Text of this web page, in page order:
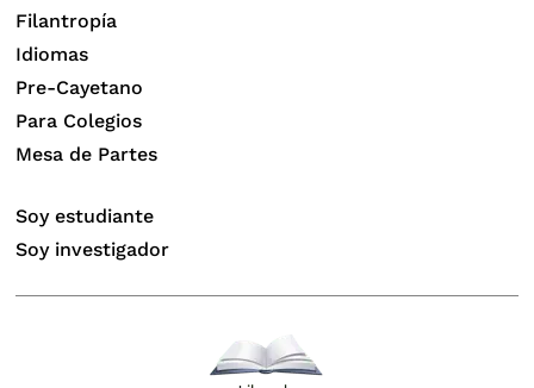
Filantropía
Idiomas
Pre-Cayetano
Para Colegios
Mesa de Partes
Soy estudiante
Soy investigador